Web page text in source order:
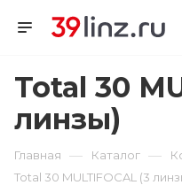
Total 30
линзы)
Главная — Каталог —
Total 30 MULTIFOCAL (3